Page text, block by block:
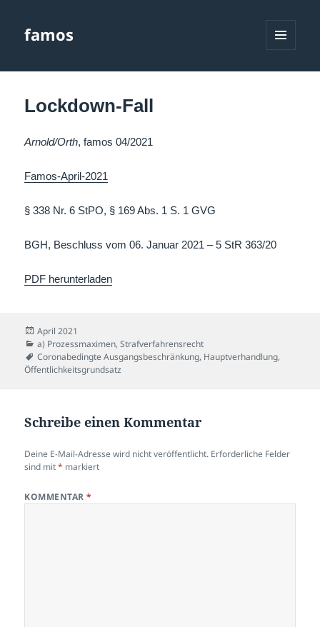
famos
Lockdown-Fall
Arnold/Orth, famos 04/2021
Famos-April-2021
§ 338 Nr. 6 StPO, § 169 Abs. 1 S. 1 GVG
BGH, Beschluss vom 06. Januar 2021 – 5 StR 363/20
PDF herunterladen
Veröffentlicht
am
April 2021
Kategorien
a) Prozessmaximen,Strafverfahrensrecht
Schlagwörter
Coronabedingte Ausgangsbeschränkung, Hauptverhandlung,
Öffentlichkeitsgrundsatz
Schreibe einen Kommentar
Deine E-Mail-Adresse wird nicht veröffentlicht. Erforderliche Felder
sind mit* markiert
KOMMENTAR*